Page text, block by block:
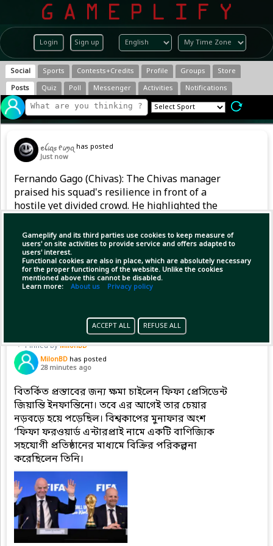
Login Sign up
Gameplify and its third parties use cookies to keep measure of
users' on site activities to provide service and offers adapted to
users' interest.
Functional cookies are also in place, which are absolutely necessary
for the proper functioning of the website. Unlike the cookies
mentioned above this cannot be disabled.
Learn more: About us Privacy policy
ACCEPT ALL REFUSE ALL
Social Sports Contests+Credits Profile Groups
Store
Posts
Quiz Poll Messenger Activities Notifications
ꫀꪶ𝓲ꪖ𝘴 ᠻ𝓲ꪑꪖ has posted
Just now
Fernando Gago (Chivas): The Chivas manager
praised his squad's resilience in front of a
hostile yet divided crowd. He highlighted the
standard 4-3-3 to a back-five late in the second
half to neutrali
Copy Link Open
Pinned byMilonBD
MilonBD has posted
28 minutes ago
বিতর্কিত প্রস্তাবের জন্য ক্ষমা চাইলেন ফিফা প্রেসিডেন্ট
জিয়ান্তি ইনফান্তিনো। তবে এর আগেই তার চেয়ার
নড়বড়ে হয়ে পড়েছিল। বিশ্বকাপের মুনাফার অংশ
‘ফিফা ফরওয়ার্ড এন্টারপ্রাই নামে একটি বাণিজ্যিক
সহযোগী প্রতিষ্ঠানের মাধ্যমে বিক্রির পরিকল্পনা
করেছিলেন তিনি।